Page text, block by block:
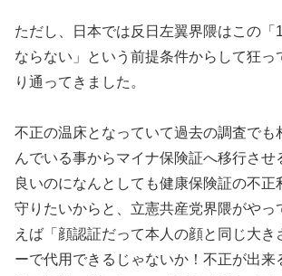
ただし、日本では反日左翼界隈はこの「
ならない」という前提条件からして狂っ
り通ってきました。
不正の温床となっていて過去の調査でも
んでいる事からマイナ保険証へ移行させ
良いのになんとしても健康保険証の不正
守りたいからと、立憲共産党界隈がやっ
えば「顔認証だって本人の顔と同じ大き
ーで代用できるじゃないか！不正が出来